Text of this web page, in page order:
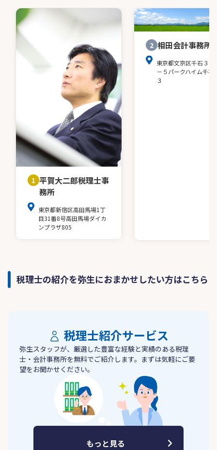
1 平賀大二郎税理士事
務所
東京都新宿区高田馬場1丁
目31番8号高田馬場ダイカ
ンプラザ805
2 相田会計事務所
東京都文京区千石３－
－５パークハイム千石
３
税理士の紹介を弥生におまかせしたい方はこちら
税理士紹介サービス
弥生スタッフが、厳選した豊富な経験と実績のある税理
士・会計事務所を無料でご紹介します。まずは気軽にご要
望をお聞かせください。
もっと見る